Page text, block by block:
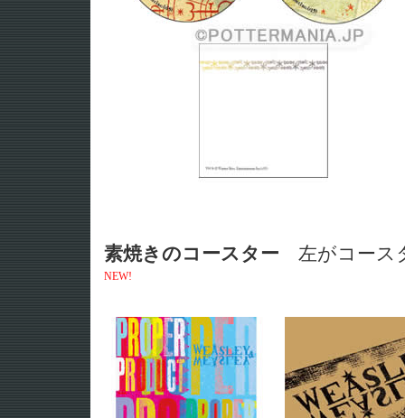
素焼きのコースター 左がコース
NEW!